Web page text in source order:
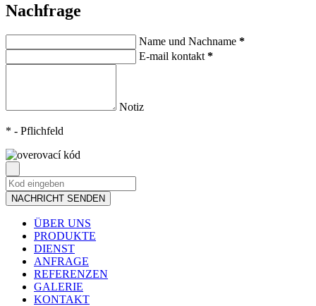
Nachfrage
Name und Nachname *
E-mail kontakt *
Notiz
* - Pflichfeld
ÜBER UNS
PRODUKTE
DIENST
ANFRAGE
REFERENZEN
GALERIE
KONTAKT